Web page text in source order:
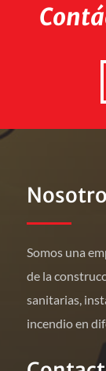
Somos una
de la
sanitarias,
incendio en